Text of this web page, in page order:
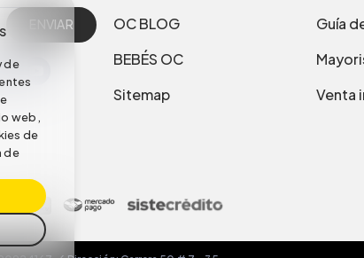
de
web,
de
de
ENVIAR
OC BLOG
BEBÉS OC
Sitemap
Guía
Venta